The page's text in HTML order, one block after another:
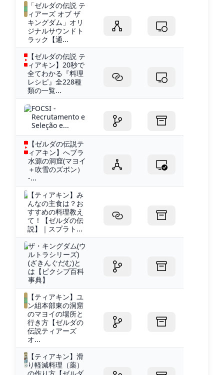
「ゼルダの伝説 テ
ィアーズ オブ ザ
キングダム」オリ
ジナルサウンドト
ラック【通...
【ゼルダの伝説 テ
ィアキン】20秒で
全てわかる『料理
レシピ』全228種
類の一覧...
FOCSI -
Recrutamento e
Seleção e...
【ゼルダの伝説テ
ィアキン】へブラ
水源の洞窟(マヨイ
＋吹雪のズボン）
-...
【ティアキン】み
んなの主食は？お
すすめの料理教え
て！【ゼルダの伝
説】｜スプラト...
ザ・キングダム(ウ
ルトラシリーズ)
(ざきんぐだむ)と
は【ピクシブ百科
事典】
【ティアキン】ユ
ン組本部東の洞窟
のマヨイの場所と
行き方【ゼルダの
伝説ティアーズ
オ...
【ティアキン】滑
り軽減料理（薬）